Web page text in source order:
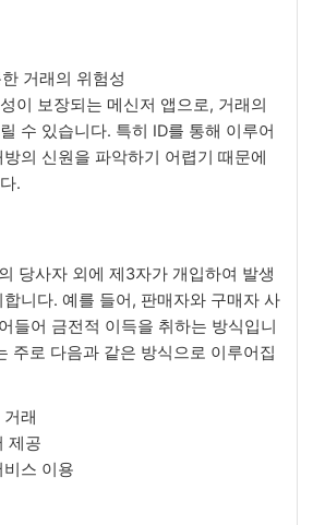
거래의 위험성
이 보장되는 메신저 앱으로, 거래의
수 있습니다. 특히 ID를 통해 이루어
의 신원을 파악하기 어렵기 때문에
.
당사자 외에 제3자가 개입하여 발생
니다. 예를 들어, 판매자와 구매자 사
들어 금전적 이득을 취하는 방식입니
주로 다음과 같은 방식으로 이루어집
래
제공
스 이용